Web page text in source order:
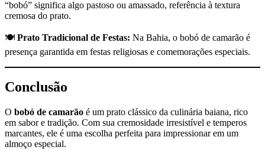
“bobó” significa algo pastoso ou amassado, referência à textura
cremosa do prato.
🍽 Prato Tradicional de Festas: Na Bahia, o bobó de camarão é
presença garantida em festas religiosas e comemorações especiais.
Conclusão
O bobó de camarão é um prato clássico da culinária baiana, rico
em sabor e tradição. Com sua cremosidade irresistível e temperos
marcantes, ele é uma escolha perfeita para impressionar em um
almoço especial.